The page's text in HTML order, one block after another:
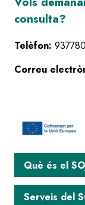
consulta?
Telèfon:
Correu
Què és el
Serveis del